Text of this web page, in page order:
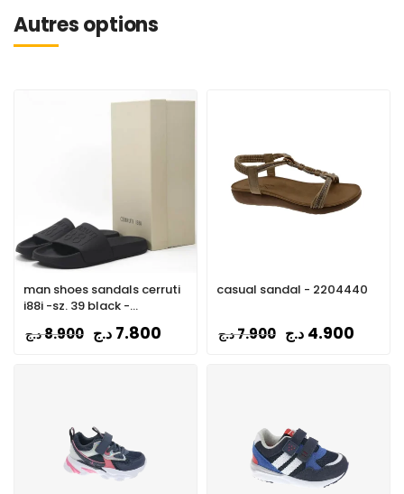
Autres options
man shoes sandals cerruti
i88i -sz. 39 black -
CSSU01385-BLACK
8.900د.ج 7.800 د.ج
casual sandal - 2204440
7.900د.ج 4.900 د.ج